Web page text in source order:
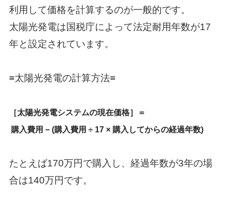
利用して価格を計算するのが一般的です。
太陽光発電は国税庁によって法定耐用年数が17
年と設定されています。
≡太陽光発電の計算方法≡
［太陽光発電システムの現在価格］＝
購入費用 − (購入費用 ÷ 17 × 購入してからの経過年数)
たとえば170万円で購入し、経過年数が3年の場
合は140万円です。